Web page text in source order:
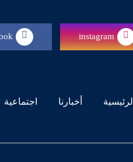
instagram
الرئيسية أخبارنا اجتماعية